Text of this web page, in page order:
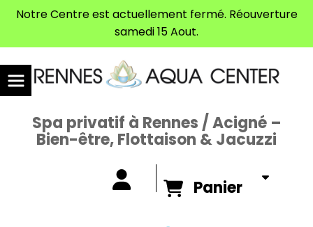
Notre Centre est actuellement fermé. Réouverture
samedi 15 Aout.
Spa privatif à Rennes / Acigné –
Bien-être, Flottaison & Jacuzzi
Panier